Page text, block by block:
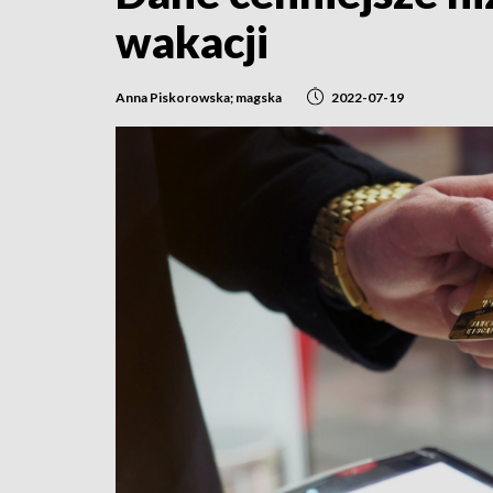
wakacji
Anna Piskorowska; magska 2022-07-19